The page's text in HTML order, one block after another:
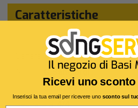
Caratteristiche
Interprete Originale:Negramaro
Pop/rock Italiano
G.Sangiorgi
3 Min 49 Sec
Segnatura:4/4
Ricevi uno sconto
Inserisci la tua email per ricevere uno sconto sul